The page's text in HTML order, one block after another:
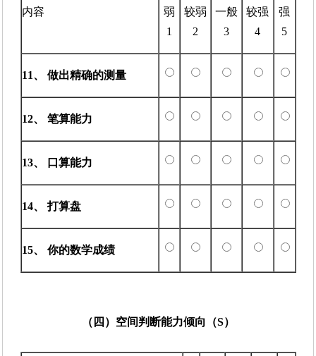
内容
弱
1
较弱
2
一般
3
较强
4
强
5
11、 做出精确的测量
12、 笔算能力
13、 口算能力
14、 打算盘
15、 你的数学成绩
（四）空间判断能力倾向（S）